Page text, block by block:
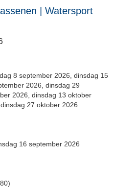
| Watersport
8 september 2026, dinsdag 15
2026, dinsdag 29
2026, dinsdag 13 oktober
27 oktober 2026
16 september 2026